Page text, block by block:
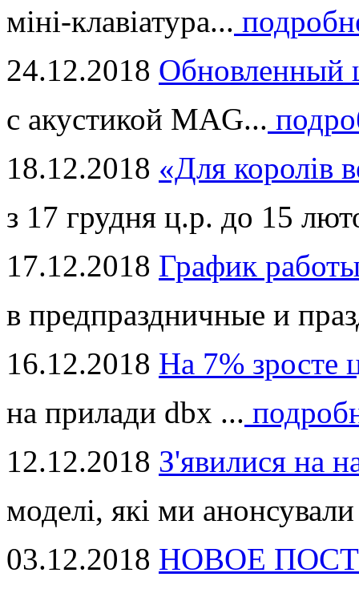
міні-клавіатура...
24.12.2018 Обновленный
с акустикой MAG...
18.12.2018 «Для королів
з 17 грудня ц.р. до 15
17.12.2018 График
в предпраздничные и
16.12.2018 На 7% зросте
на прилади dbx ...
12.12.2018 З'явилися на
моделі, які ми
03.12.2018 НОВОЕ